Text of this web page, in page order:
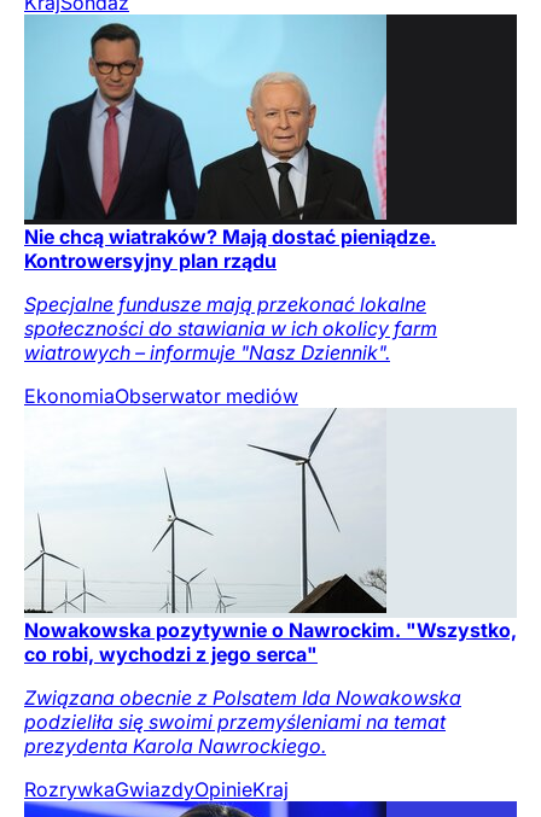
Nie chcą wiatraków? Mają dostać pieniądze.
Kontrowersyjny plan rządu
Specjalne fundusze mają przekonać lokalne
społeczności do stawiania w ich okolicy farm
wiatrowych – informuje "Nasz Dziennik".
EkonomiaObserwator mediów
Nowakowska pozytywnie o Nawrockim. "Wszystko,
co robi, wychodzi z jego serca"
Związana obecnie z Polsatem Ida Nowakowska
podzieliła się swoimi przemyśleniami na temat
prezydenta Karola Nawrockiego.
RozrywkaGwiazdyOpinieKraj